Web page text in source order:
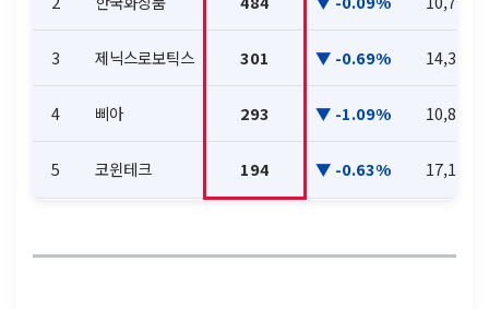
3 제닉스로보틱스 301 -0.69% 14,350
4 삐아 293 -1.09% 10,810
5 코윈테크 194 -0.63% 17,120